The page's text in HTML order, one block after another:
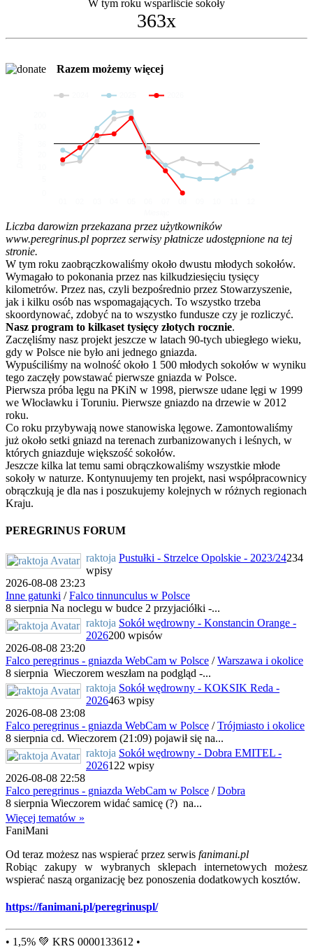
W tym roku wsparliście sokoły
363x
Razem możemy więcej
Liczba darowizn przekazana przez użytkowników
www.peregrinus.pl poprzez serwisy płatnicze udostępnione na tej
stronie.
W tym roku zaobrączkowaliśmy około dwustu młodych sokołów.
Wymagało to pokonania przez nas kilkudziesięciu tysięcy
kilometrów. Przez nas, czyli bezpośrednio przez Stowarzyszenie,
jak i kilku osób nas wspomagających. To wszystko trzeba
skoordynować, zdobyć na to wszystko fundusze czy je rozliczyć.
Nasz program to kilkaset tysięcy złotych rocznie.
Zaczęliśmy nasz projekt jeszcze w latach 90-tych ubiegłego wieku,
gdy w Polsce nie było ani jednego gniazda.
Wypuściliśmy na wolność około 1 500 młodych sokołów w wyniku
tego zaczęły powstawać pierwsze gniazda w Polsce.
Pierwsza próba lęgu na PKiN w 1998, pierwsze udane lęgi w 1999
we Włocławku i Toruniu. Pierwsze gniazdo na drzewie w 2012
roku.
Co roku przybywają nowe stanowiska lęgowe. Zamontowaliśmy
już około setki gniazd na terenach zurbanizowanych i leśnych, w
których gniazduje większość sokołów.
Jeszcze kilka lat temu sami obrączkowaliśmy wszystkie młode
sokoły w naturze. Kontynuujemy ten projekt, nasi współpracownicy
obrączkują je dla nas i poszukujemy kolejnych w różnych regionach
Kraju.
PEREGRINUS FORUM
raktoja Pustułki - Strzelce Opolskie - 2023/24234
wpisy
2026-08-08 23:23
Inne gatunki /Falco tinnunculus w Polsce
8 sierpnia Na noclegu w budce 2 przyjaciółki -...
raktoja Sokół wędrowny - Konstancin Orange -
2026200 wpisów
2026-08-08 23:20
Falco peregrinus - gniazda WebCam w Polsce /Warszawa i okolice
8 sierpnia Wieczorem weszłam na podgląd -...
raktoja Sokół wędrowny - KOKSIK Reda -
2026463 wpisy
2026-08-08 23:08
Falco peregrinus - gniazda WebCam w Polsce /Trójmiasto i okolice
8 sierpnia cd. Wieczorem (21:09) pojawił się na...
raktoja Sokół wędrowny - Dobra EMITEL -
2026122 wpisy
2026-08-08 22:58
Falco peregrinus - gniazda WebCam w Polsce /Dobra
8 sierpnia Wieczorem widać samicę (?) na...
Więcej tematów »
FaniMani
Od teraz możesz nas wspierać przez serwis fanimani.pl
Robiąc zakupy w wybranych sklepach internetowych możesz
wspierać naszą organizację bez ponoszenia dodatkowych kosztów.
https://fanimani.pl/peregrinuspl/
• 1,5% 💚 KRS 0000133612 •